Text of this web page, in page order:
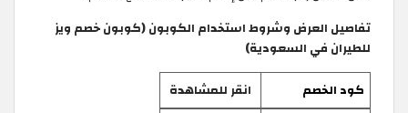
تفاصيل العرض وشروط استخدام الكوبون (كوبون خصم ويز
للطيران في السعودية)
كود الخصم
انقر للمشاهدة